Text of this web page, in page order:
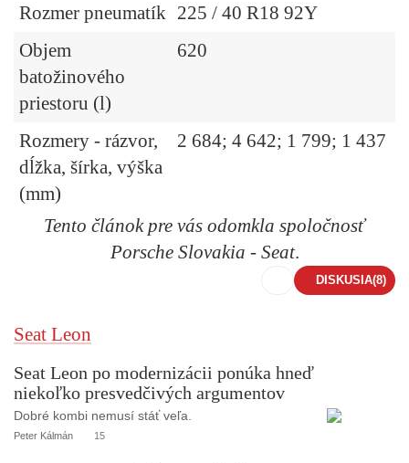
Rozmer pneumatík 225 / 40 R18 92Y
Objem
batožinového
priestoru (l)
620
Rozmery - rázvor,
dĺžka, šírka, výška
(mm)
2 684; 4 642; 1 799; 1 437
Tento článok pre vás odomkla spoločnosť
Porsche Slovakia - Seat.
DISKUSIA(8)
Seat Leon
Seat Leon po modernizácii ponúka hneď
niekoľko presvedčivých argumentov
Dobré kombi nemusí stáť veľa.
Peter Kálmán 15